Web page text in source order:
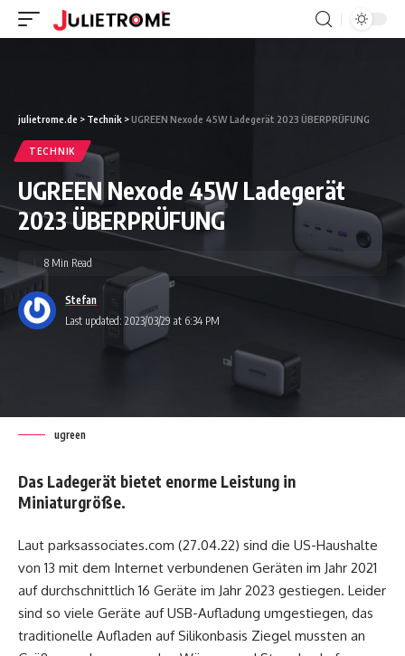
julietrome.de > Technik >UGREEN Nexode 45W Ladegerät 2023 ÜBERPRÜFUNG
TECHNIK
UGREEN Nexode 45W Ladegerät
2023 ÜBERPRÜFUNG
Last updated: 2023/03/29 at 6:34 PM
Stefan
8 Min Read
ugreen
Das Ladegerät bietet enorme Leistung in
Miniaturgröße.
Laut parksassociates.com (27.04.22) sind die US-Haushalte
von 13 mit dem Internet verbundenen Geräten im Jahr 2021
auf durchschnittlich 16 Geräte im Jahr 2023 gestiegen. Leider
sind so viele Geräte auf USB-Aufladung umgestiegen, das
traditionelle Aufladen auf Silikonbasis Ziegel mussten an